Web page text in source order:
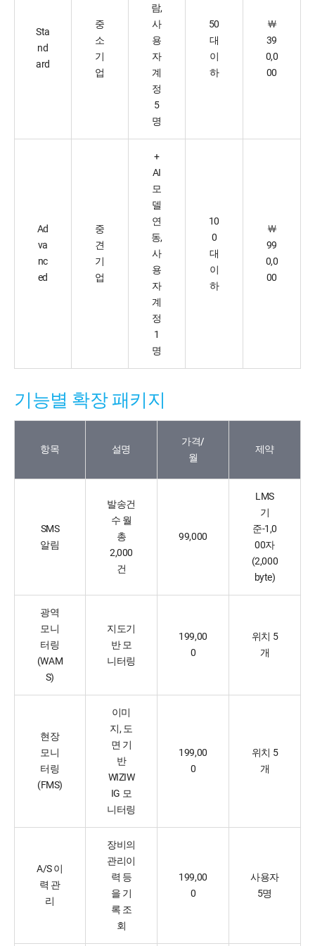
Sta
nd
ard
중
소
기
업
람,
사
용
자
계
정
5
명
50
대
이
하
￦
39
0,0
00
Ad
va
nc
ed
중
견
기
업
+
AI
모
델
연
동,
사
용
자
계
정
1
명
10
0
대
이
하
￦
99
0,0
00
기능별 확장 패키지
항목 설명
가격/
월
제약
SMS
알림
발송건
수 월
총
2,000
건
99,000
LMS
기
준-1,0
00자
(2,000
byte)
광역
모니
터링
(WAM
S)
지도기
반 모
니터링
199,00
0
위치 5
개
현장
모니
터링
(FMS)
이미
지, 도
면 기
반
WIZIW
IG 모
니터링
199,00
0
위치 5
개
A/S 이
력 관
리
장비의
관리이
력 등
을 기
록 조
회
199,00
0
사용자
5명